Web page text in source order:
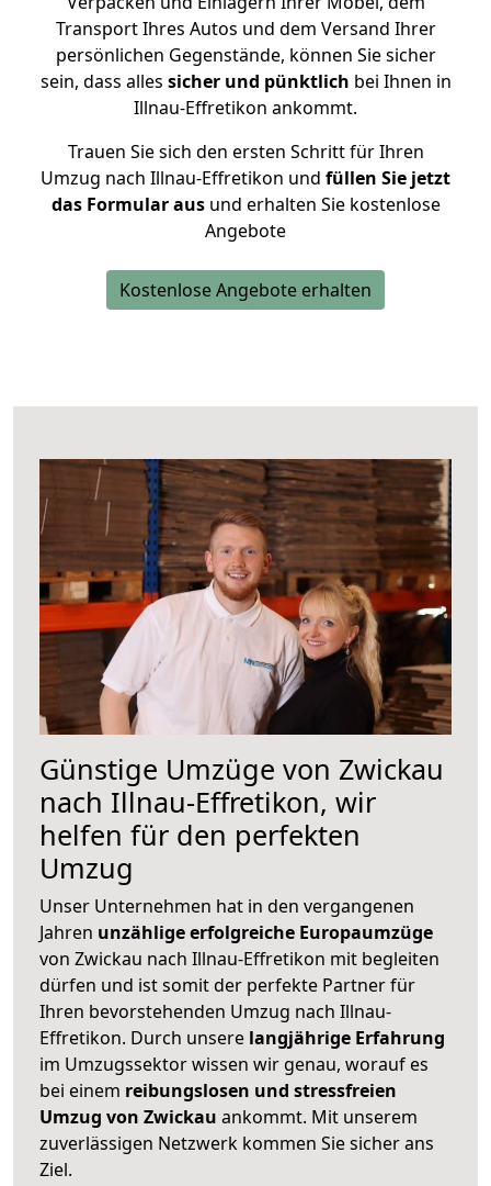
Transport Ihres Autos und dem Versand Ihrer
persönlichen Gegenstände, können Sie sicher
sein, dass alles sicher und pünktlich bei Ihnen in
Illnau-Effretikon ankommt.
Trauen Sie sich den ersten Schritt für Ihren
Umzug nach Illnau-Effretikon und füllen Sie jetzt
das Formular ausund erhalten Sie kostenlose
Angebote
Kostenlose Angebote erhalten
Günstige Umzüge von Zwickau
nach Illnau-Effretikon, wir
helfen für den perfekten
Umzug
Unser Unternehmen hat in den vergangenen
Jahren unzählige erfolgreiche Europaumzüge
von Zwickau nach Illnau-Effretikon mit begleiten
dürfen und ist somit der perfekte Partner für
Ihren bevorstehenden Umzug nach Illnau-
Effretikon. Durch unsere langjährige Erfahrung
im Umzugssektor wissen wir genau, worauf es
bei einem reibungslosen und stressfreien
Umzug von Zwickau ankommt. Mit unserem
zuverlässigen Netzwerk kommen Sie sicher ans
Ziel.